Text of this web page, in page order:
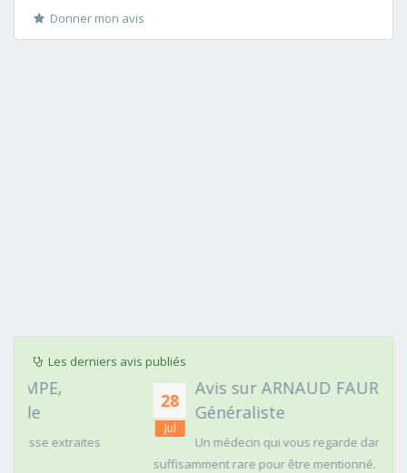
Donner mon avis
Les derniers avis publiés
28
Avis sur ARNAUD FAURIE, Médecin
Généraliste
Un médecin qui vous regarde dans les yeux c'est
suffisamment rare pour être mentionné. Posé,clair dans